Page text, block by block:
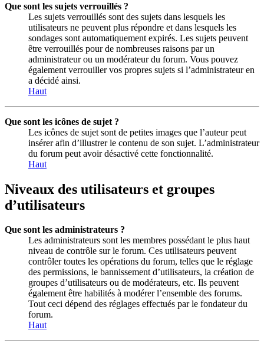
Que sont les sujets verrouillés ?
Les sujets verrouillés sont des sujets dans lesquels les
utilisateurs ne peuvent plus répondre et dans lesquels les
sondages sont automatiquement expirés. Les sujets peuvent
être verrouillés pour de nombreuses raisons par un
administrateur ou un modérateur du forum. Vous pouvez
également verrouiller vos propres sujets si l’administrateur en
a décidé ainsi.
Haut
Que sont les icônes de sujet ?
Les icônes de sujet sont de petites images que l’auteur peut
insérer afin d’illustrer le contenu de son sujet. L’administrateur
du forum peut avoir désactivé cette fonctionnalité.
Haut
Niveaux des utilisateurs et groupes
d’utilisateurs
Que sont les administrateurs ?
Les administrateurs sont les membres possédant le plus haut
niveau de contrôle sur le forum. Ces utilisateurs peuvent
contrôler toutes les opérations du forum, telles que le réglage
des permissions, le bannissement d’utilisateurs, la création de
groupes d’utilisateurs ou de modérateurs, etc. Ils peuvent
également être habilités à modérer l’ensemble des forums.
Tout ceci dépend des réglages effectués par le fondateur du
forum.
Haut